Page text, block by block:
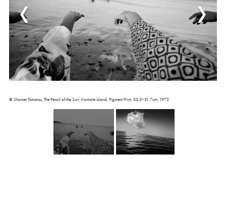
© Shomei Tomatsu, The Pencil of the Sun, Iriomote Island, Pigment Print, 33.5×51.7cm, 1972